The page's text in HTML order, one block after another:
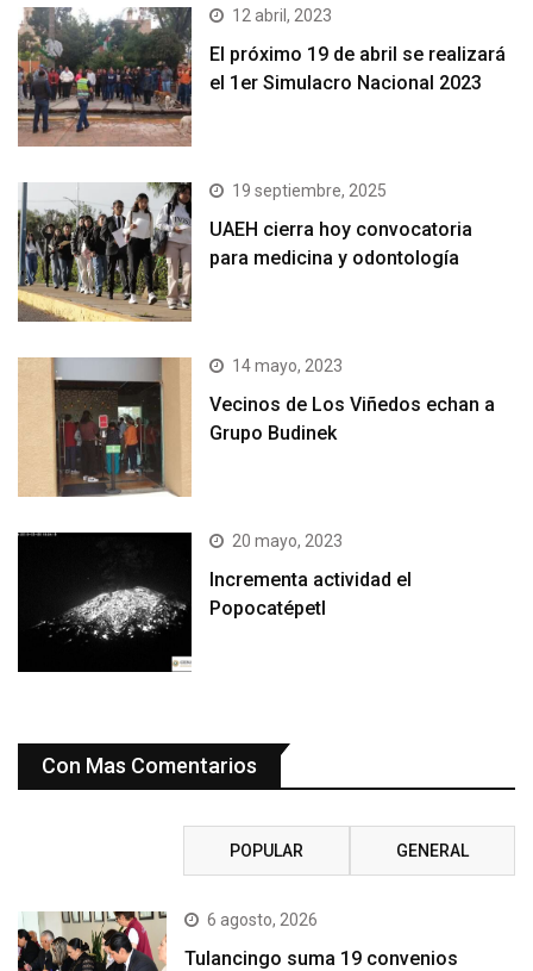
12 abril, 2023
El próximo 19 de abril se realizará
el 1er Simulacro Nacional 2023
19 septiembre, 2025
UAEH cierra hoy convocatoria
para medicina y odontología
14 mayo, 2023
Vecinos de Los Viñedos echan a
Grupo Budinek
20 mayo, 2023
Incrementa actividad el
Popocatépetl
Con Mas Comentarios
POPULAR GENERAL
6 agosto, 2026
Tulancingo suma 19 convenios